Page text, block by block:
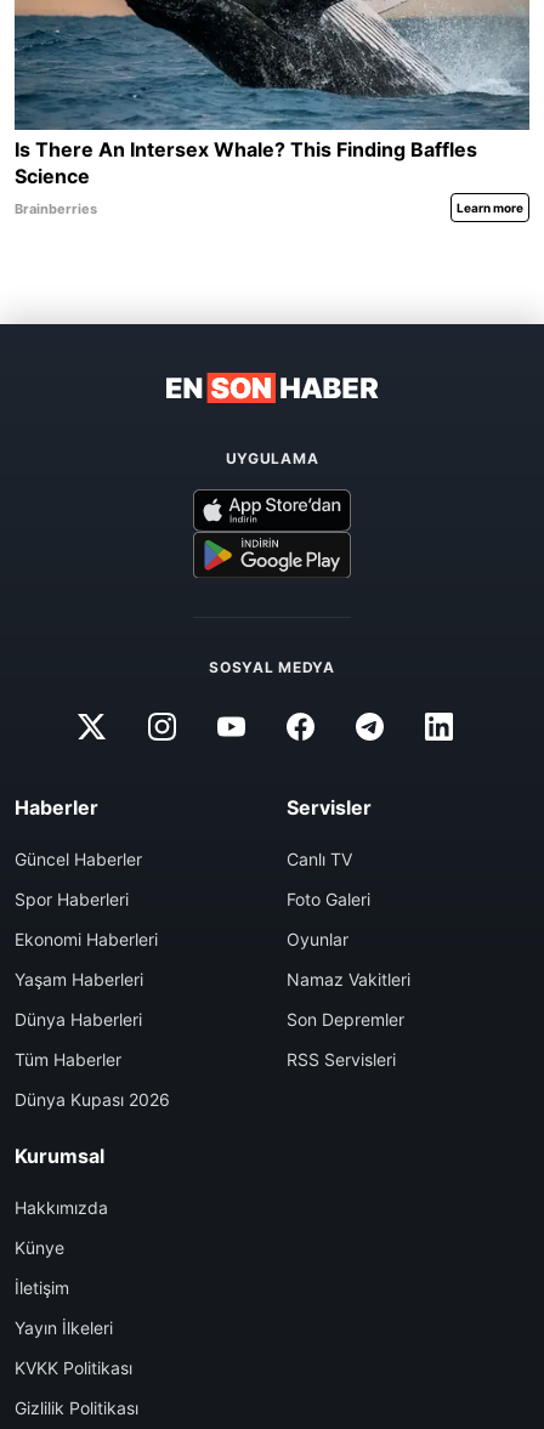
UYGULAMA
SOSYAL MEDYA
Haberler
Güncel Haberler
Spor Haberleri
Ekonomi Haberleri
Yaşam Haberleri
Dünya Haberleri
Tüm Haberler
Dünya Kupası 2026
Servisler
Canlı TV
Foto Galeri
Oyunlar
Namaz Vakitleri
Son Depremler
RSS Servisleri
Kurumsal
Hakkımızda
Künye
İletişim
Yayın İlkeleri
KVKK Politikası
Gizlilik Politikası